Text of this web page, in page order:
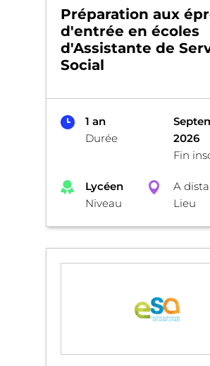
Préparation aux
d'entrée en écoles
d'Assistante de
Social
1 an
Durée
2026
Fin
Lycéen
Niveau
A
Lieu